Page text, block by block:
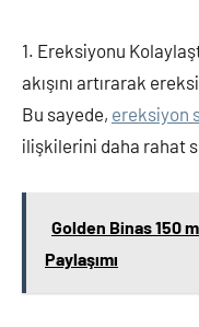
1. Ereksiyonu
akışını artırarak
Bu sayede, ereksiyon
ilişkilerini daha rahat
Golden Binas 150
Paylaşımı